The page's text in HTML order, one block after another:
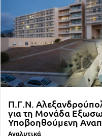
Π.Γ.Ν.
για τη Μονάδα
Υποβοηθούμενη
Αναλυτικά